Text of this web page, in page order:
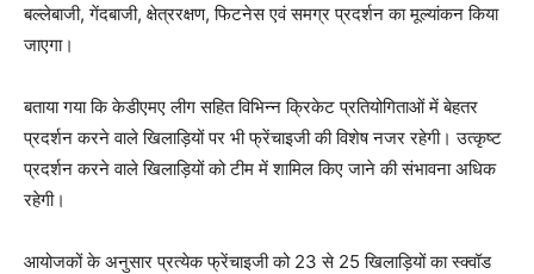
बल्लेबाजी, गेंदबाजी, क्षेत्ररक्षण, फिटनेस एवं समग्र प्रदर्शन का मूल्यांकन किया
जाएगा।
बताया गया कि केडीएमए लीग सहित विभिन्न क्रिकेट प्रतियोगिताओं में बेहतर
प्रदर्शन करने वाले खिलाड़ियों पर भी फ्रेंचाइजी की विशेष नजर रहेगी। उत्कृष्ट
प्रदर्शन करने वाले खिलाड़ियों को टीम में शामिल किए जाने की संभावना अधिक
रहेगी।
आयोजकों के अनुसार प्रत्येक फ्रेंचाइजी को 23 से 25 खिलाड़ियों का स्क्वॉड